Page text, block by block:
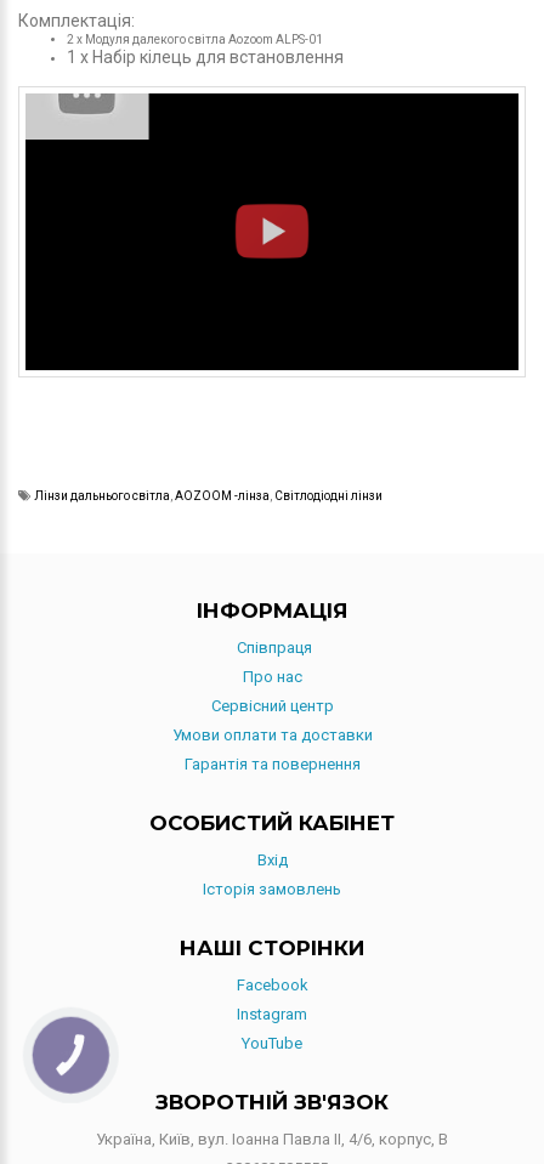
Комплектація:
2 х Модуля далекого світла Aozoom ALPS-01
1 х Набір кілець для встановлення
Лінзи дальнього світла,AOZOOM -лінза, Світлодіодні лінзи
IНФОРМАЦIЯ
Співпраця
Про нас
Сервісний центр
Умови оплати та доставки
Гарантія та повернення
ОСОБИСТИЙ КАБІНЕТ
Вхід
Історія замовлень
НАШІ СТОРІНКИ
Facebook
Instagram
YouTube
ЗВОРОТНІЙ ЗВ'ЯЗОК
Україна, Київ, вул. Іоанна Павла II, 4/6, корпус, В
КНОПКА
СВЯЗИ